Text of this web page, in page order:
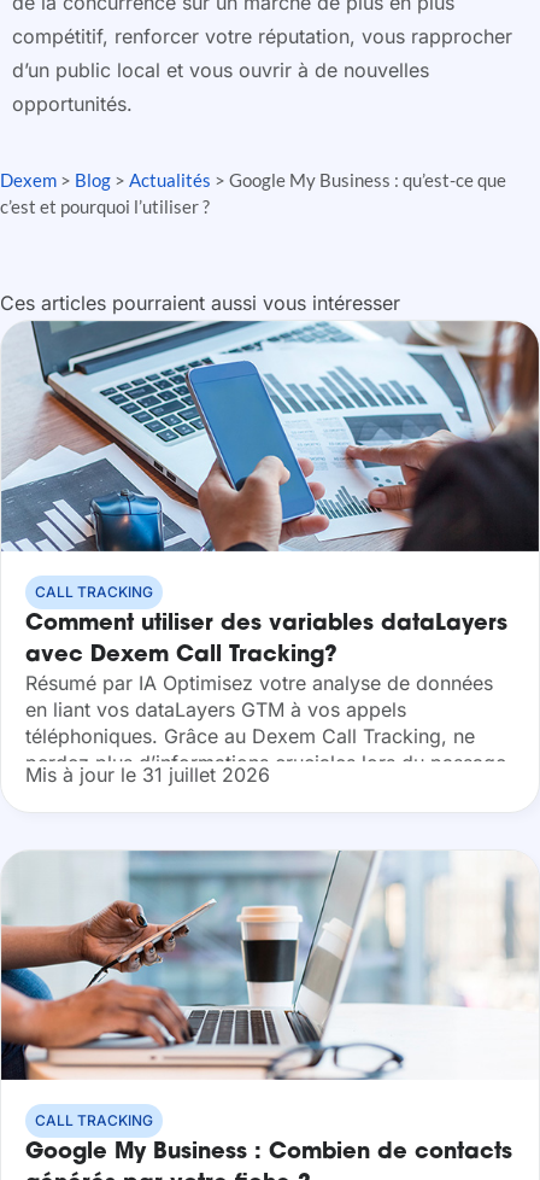
compétitif, renforcer votre réputation, vous rapprocher
d’un public local et vous ouvrir à de nouvelles
opportunités.
Dexem > Blog > Actualités > Google My Business : qu’est-ce que
c’est et pourquoi l’utiliser ?
Ces articles pourraient aussi vous intéresser
CALL TRACKING
Comment utiliser des variables dataLayers
avec Dexem Call Tracking?
Résumé par IA Optimisez votre analyse de données
en liant vos dataLayers GTM à vos appels
téléphoniques. Grâce au Dexem Call Tracking, ne
perdez plus d’informations cruciales lors du passage
du web au téléphone. Synchronisez
automatiquement...
Mis à jour le 31 juillet 2026
CALL TRACKING
Google My Business : Combien de contacts